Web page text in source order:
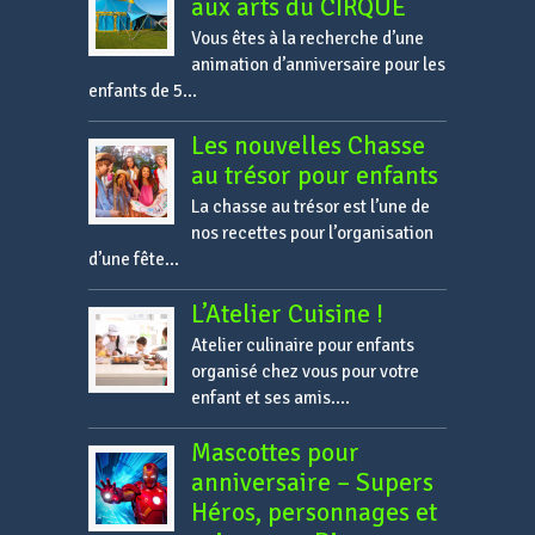
aux arts du CIRQUE
Vous êtes à la recherche d’une
animation d’anniversaire pour les
enfants de 5...
Les nouvelles Chasse
au trésor pour enfants
La chasse au trésor est l’une de
nos recettes pour l’organisation
d’une fête...
L’Atelier Cuisine !
Atelier culinaire pour enfants
organisé chez vous pour votre
enfant et ses amis....
Mascottes pour
anniversaire – Supers
Héros, personnages et